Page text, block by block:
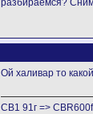
разбираемся?
Ой халивар то
CB1 91г =>